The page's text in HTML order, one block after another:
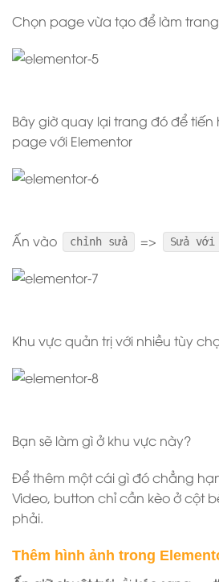
Chọn page vừa tạo để làm
Bây giờ quay lại trang đó để
page với Elementor
Ấn vào chỉnh sửa => Sửa với
Khu vực quản trị với nhiều tùy
Bạn sẽ làm gì ở khu vực này?
Để thêm một cái gì đó chẳng
Video, button chỉ cần kèo ở cột
phải.
Thêm hình ảnh trong